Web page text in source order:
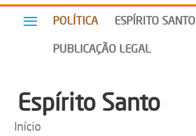
POLÍTICA ESPÍRITO SANTO
PUBLICAÇÃO LEGAL
Espírito Santo
Início